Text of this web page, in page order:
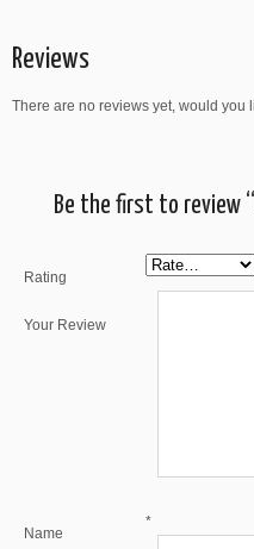
Reviews
There are no reviews yet, would you
Be the first to review
Rating
Your Review
Name
*